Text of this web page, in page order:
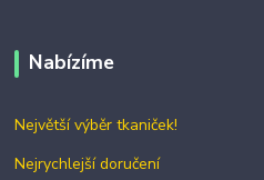
Nabízíme
Největší výběr tkaniček!
Nejrychlejší doručení